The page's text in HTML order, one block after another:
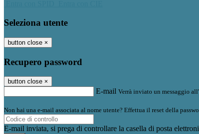
Seleziona utente
button close ×
Recupero password
button close ×
E-mail Verrà inviato un messaggio
Non hai una e-mail associata al nome utente? Effettua il reset della
E-mail inviata, si prega di controllare la casella di posta